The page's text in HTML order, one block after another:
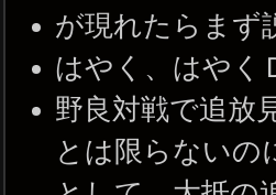
が現れたらまず
はやく、はやく
野良対戦で追放
とは限らない